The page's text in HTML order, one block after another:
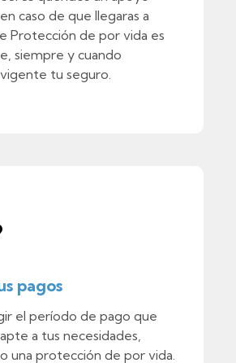
caso de que llegaras a
Protección de por vida es
siempre y cuando
tu seguro.
pagos
el período de pago que
a tus necesidades,
una protección de por vida.